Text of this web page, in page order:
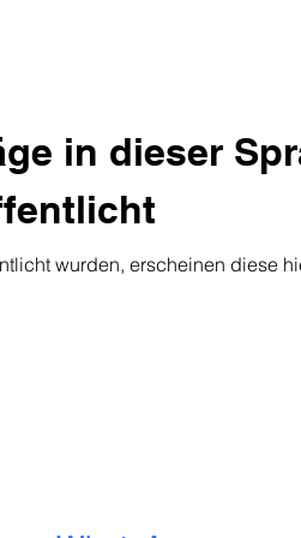
in dieser
wurden, erscheinen diese